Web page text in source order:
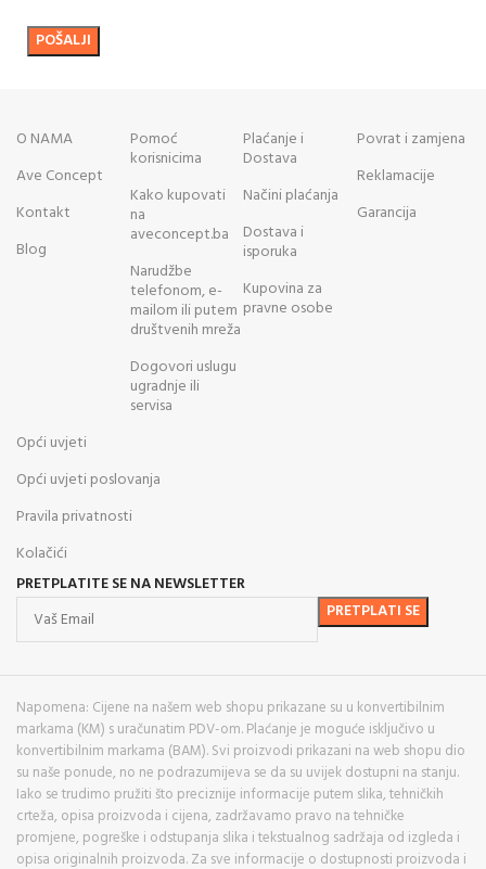
O NAMA
Ave Concept
Kontakt
Blog
Pomoć
korisnicima
Kako kupovati
na
aveconcept.ba
Narudžbe
telefonom, e-
mailom ili putem
društvenih mreža
Dogovori uslugu
ugradnje ili
servisa
Plaćanje i
Dostava
Načini plaćanja
Dostava i
isporuka
Kupovina za
pravne osobe
Povrat i zamjena
Reklamacije
Garancija
Opći uvjeti
Opći uvjeti poslovanja
Pravila privatnosti
Kolačići
PRETPLATITE SE NA NEWSLETTER
Napomena: Cijene na našem web shopu prikazane su u konvertibilnim
markama (KM) s uračunatim PDV-om. Plaćanje je moguće isključivo u
konvertibilnim markama (BAM). Svi proizvodi prikazani na web shopu dio
su naše ponude, no ne podrazumijeva se da su uvijek dostupni na stanju.
Iako se trudimo pružiti što preciznije informacije putem slika, tehničkih
crteža, opisa proizvoda i cijena, zadržavamo pravo na tehničke
promjene, pogreške i odstupanja slika i tekstualnog sadržaja od izgleda i
opisa originalnih proizvoda. Za sve informacije o dostupnosti proizvoda i